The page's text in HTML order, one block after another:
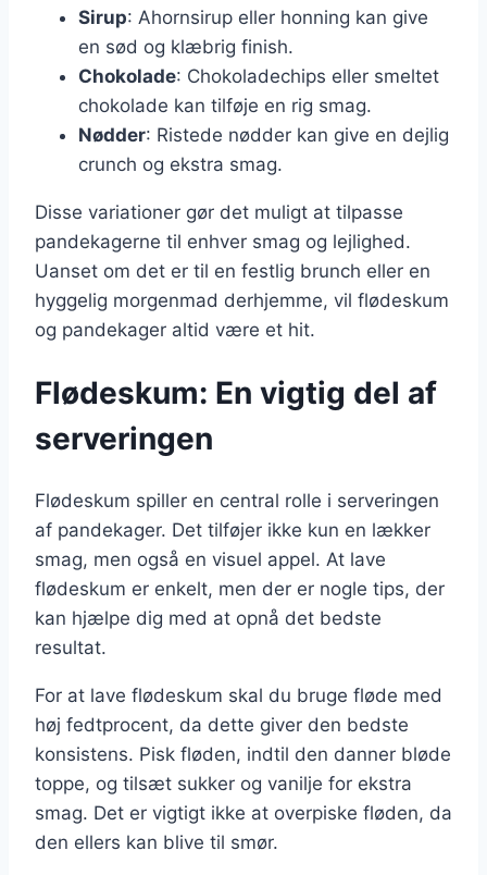
Sirup: Ahornsirup eller honning kan give
en sød og klæbrig finish.
Chokolade: Chokoladechips eller smeltet
chokolade kan tilføje en rig smag.
Nødder: Ristede nødder kan give en dejlig
crunch og ekstra smag.
Disse variationer gør det muligt at tilpasse
pandekagerne til enhver smag og lejlighed.
Uanset om det er til en festlig brunch eller en
hyggelig morgenmad derhjemme, vil flødeskum
og pandekager altid være et hit.
Flødeskum: En vigtig del af
serveringen
Flødeskum spiller en central rolle i serveringen
af pandekager. Det tilføjer ikke kun en lækker
smag, men også en visuel appel. At lave
flødeskum er enkelt, men der er nogle tips, der
kan hjælpe dig med at opnå det bedste
resultat.
For at lave flødeskum skal du bruge fløde med
høj fedtprocent, da dette giver den bedste
konsistens. Pisk fløden, indtil den danner bløde
toppe, og tilsæt sukker og vanilje for ekstra
smag. Det er vigtigt ikke at overpiske fløden, da
den ellers kan blive til smør.